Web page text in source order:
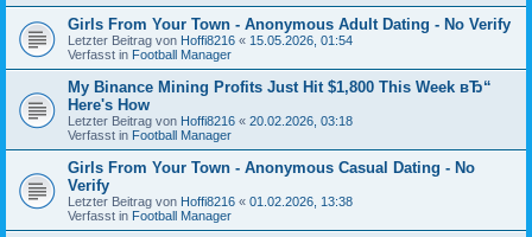
Girls From Your Town - Anonymous Adult Dating - No Verify
Letzter Beitrag von Hoffi8216 « 15.05.2026, 01:54
Verfasst in Football Manager
My Binance Mining Profits Just Hit $1,800 This Week вЂ“
Here's How
Letzter Beitrag von Hoffi8216 « 20.02.2026, 03:18
Verfasst in Football Manager
Girls From Your Town - Anonymous Casual Dating - No
Verify
Letzter Beitrag von Hoffi8216 « 01.02.2026, 13:38
Verfasst in Football Manager